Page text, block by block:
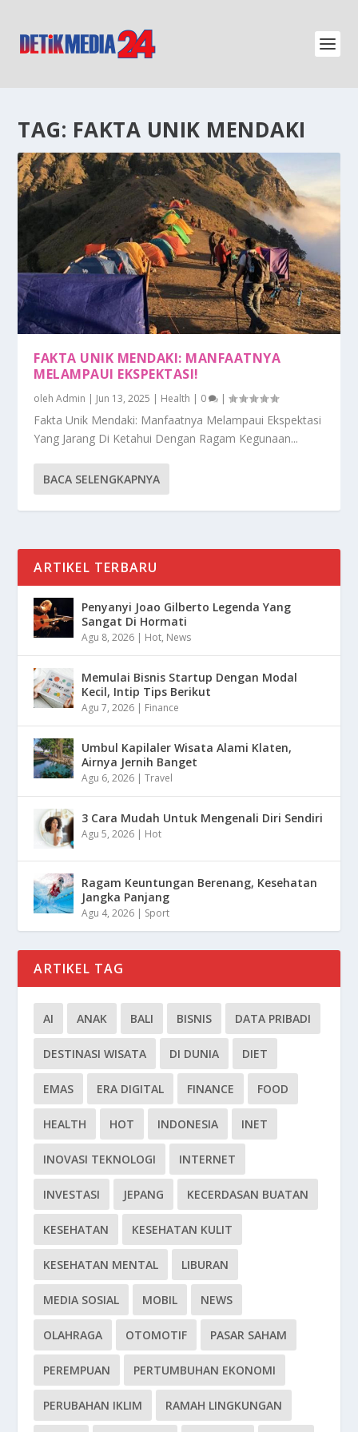
TAG: FAKTA UNIK MENDAKI
FAKTA UNIK MENDAKI: MANFAATNYA
MELAMPAUI EKSPEKTASI!
olehAdmin | Jun 13, 2025 | Health | 0 |
Fakta Unik Mendaki: Manfaatnya Melampaui Ekspektasi
Yang Jarang Di Ketahui Dengan Ragam Kegunaan...
BACA SELENGKAPNYA
ARTIKEL TERBARU
Penyanyi Joao Gilberto Legenda Yang
Sangat Di Hormati
Agu 8, 2026 | Hot, News
Memulai Bisnis Startup Dengan Modal
Kecil, Intip Tips Berikut
Agu 7, 2026 | Finance
Umbul Kapilaler Wisata Alami Klaten,
Airnya Jernih Banget
Agu 6, 2026 |Travel
3 Cara Mudah Untuk Mengenali Diri Sendiri
Agu 5, 2026 | Hot
Ragam Keuntungan Berenang, Kesehatan
Jangka Panjang
Agu 4, 2026 | Sport
ARTIKEL TAG
AI ANAK BALI BISNIS DATA PRIBADI
DESTINASI WISATA DI DUNIA DIET
EMAS ERA DIGITAL FINANCE FOOD
HEALTH HOT INDONESIA INET
INOVASI TEKNOLOGI INTERNET
INVESTASI JEPANG KECERDASAN BUATAN
KESEHATAN KESEHATAN KULIT
KESEHATAN MENTAL LIBURAN
MEDIA SOSIAL MOBIL NEWS
OLAHRAGA OTOMOTIF PASAR SAHAM
PEREMPUAN PERTUMBUHAN EKONOMI
PERUBAHAN IKLIM RAMAH LINGKUNGAN